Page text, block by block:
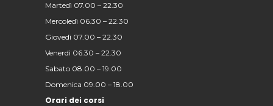
Martedì 07.00 – 22.30
Mercoledì 06.30 – 22.30
Giovedì 07.00 – 22.30
Venerdì 06.30 – 22.30
Sabato 08.00 – 19.00
Domenica 09.00 – 18.00
Orari dei corsi